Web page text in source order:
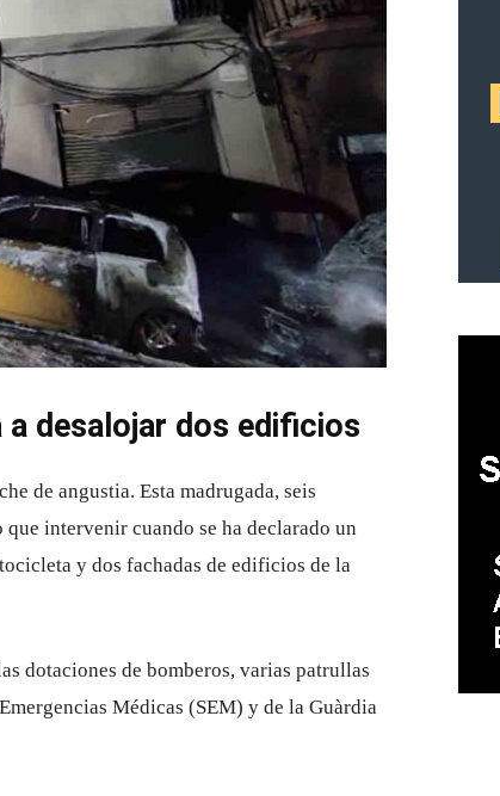
a desalojar dos edificios
de angustia. Esta madrugada, seis
intervenir cuando se ha declarado un
y dos fachadas de edificios de la
dotaciones de bomberos, varias patrullas
Médicas (SEM) y de la Guàrdia